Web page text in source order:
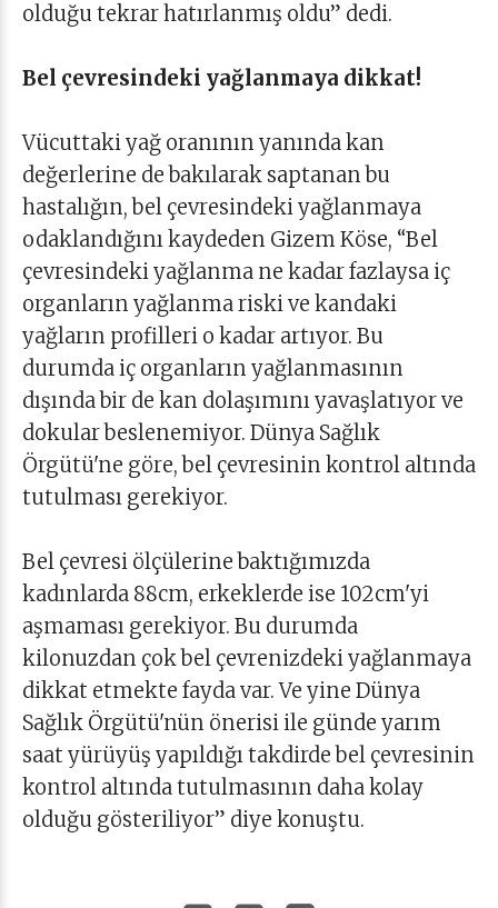
olduğu tekrar hatırlanmış oldu” dedi.
Bel çevresindeki yağlanmaya dikkat!
Vücuttaki yağ oranının yanında kan
değerlerine de bakılarak saptanan bu
hastalığın, bel çevresindeki yağlanmaya
odaklandığını kaydeden Gizem Köse, “Bel
çevresindeki yağlanma ne kadar fazlaysa iç
organların yağlanma riski ve kandaki
yağların profilleri o kadar artıyor. Bu
durumda iç organların yağlanmasının
dışında bir de kan dolaşımını yavaşlatıyor ve
dokular beslenemiyor. Dünya Sağlık
Örgütü'ne göre, bel çevresinin kontrol altında
tutulması gerekiyor.
Bel çevresi ölçülerine baktığımızda
kadınlarda 88cm, erkeklerde ise 102cm'yi
aşmaması gerekiyor. Bu durumda
kilonuzdan çok bel çevrenizdeki yağlanmaya
dikkat etmekte fayda var. Ve yine Dünya
Sağlık Örgütü'nün önerisi ile günde yarım
saat yürüyüş yapıldığı takdirde bel çevresinin
kontrol altında tutulmasının daha kolay
olduğu gösteriliyor” diye konuştu.